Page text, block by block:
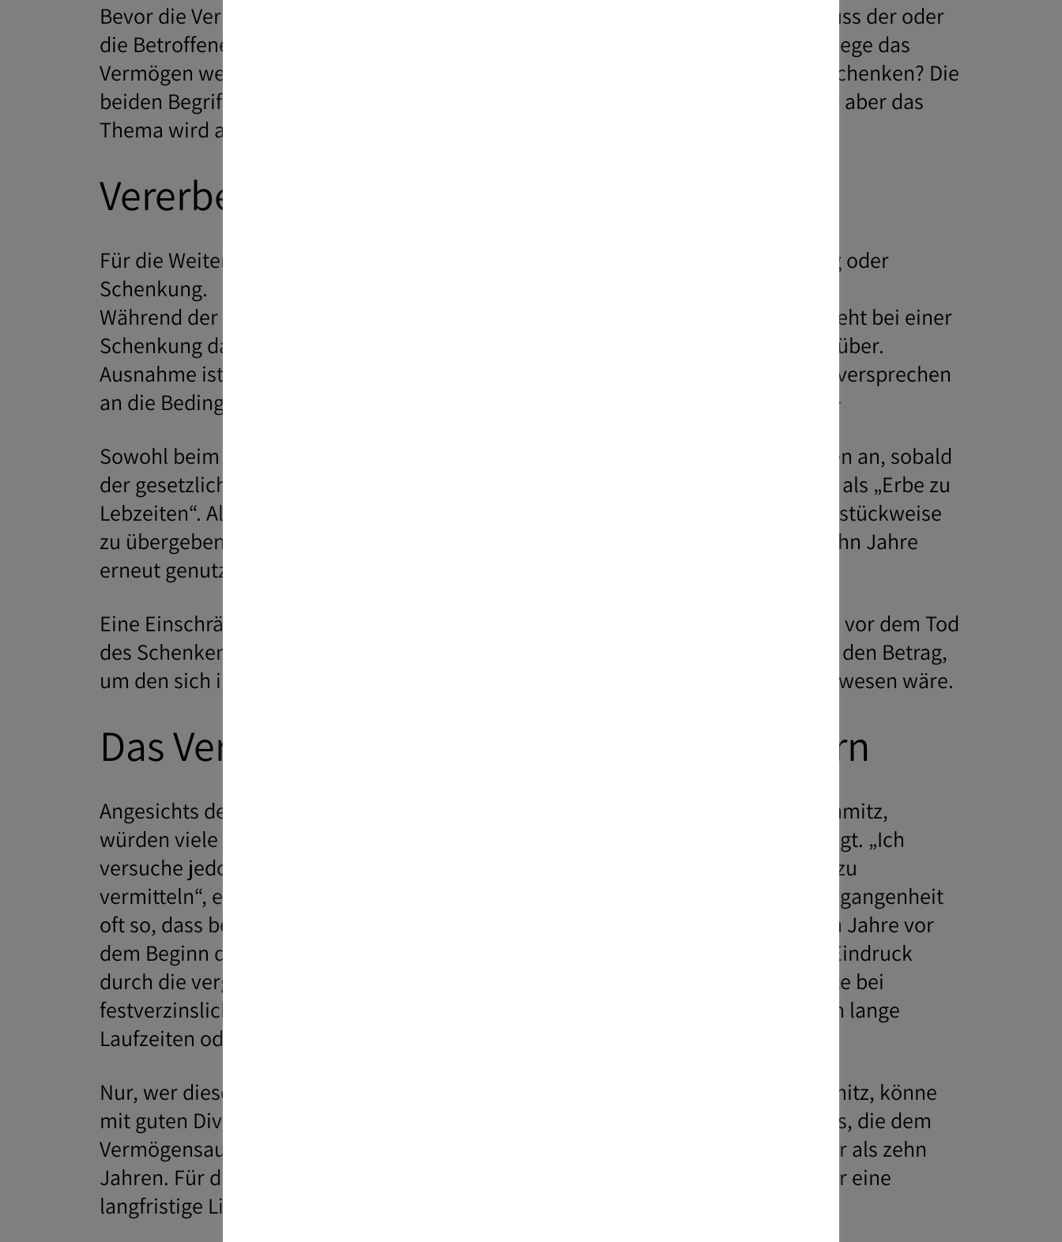
Bevor die Vermögensübertragung konkret werden kann, erklärt Rolf Schmitz, muss der oder
die Betroffene eine grundsätzliche Entscheidung darüber treffen, auf welchem Wege das
Vermögen weitergegeben werden soll. „Die Frage lautet: Will ich vererben oder schenken? Die
beiden Begriffe werden in den Beratungen oft diffus miteinander vermischt, oder aber das
Thema wird aus emotionalen Gründen gar nicht angesprochen.“
Vererben oder schenken?
Für die Weitergabe von Vermögen gibt es im Wesentlichen zwei Wege: Vererbung oder
Schenkung.
Während der Erbe erst mit dem Tod des Erblassers Eigentümer des Erbes wird, geht bei einer
Schenkung das Eigentum noch zu Lebzeiten des Schenkers an den Beschenkten über.
Ausnahme ist die sogenannte „Schenkung im Todesfall“, bei der das Schenkungsversprechen
an die Bedingung geknüpft ist, dass der Beschenkte den Schenkenden überlebt.+
Sowohl beim Erbe als auch bei der Schenkung fallen Steuern für den Begünstigten an, sobald
der gesetzliche Freibetrag überschritten ist. Steuerrechtlich gelten Schenkungen als „Erbe zu
Lebzeiten“. Allerdings besteht bei der Schenkung die Möglichkeit, das Vermögen stückweise
zu übergeben. Denn anders als beim Erbe kann der Schenkungsfreibetrag alle zehn Jahre
erneut genutzt werden.
Eine Einschränkung besteht jedoch, wenn die Schenkung weniger als zehn Jahre vor dem Tod
des Schenkenden erfolgt. In diesem Fall haben dessen Erben einen Anspruch auf den Betrag,
um den sich ihr Pflichtteil erhöhen würde, wenn die Schenkung Teil des Erbes gewesen wäre.
Das Vermögen für die Nachkommen sichern
Angesichts der lang anhaltenden Niedrigzinsphase, so die Erfahrung von Rolf Schmitz,
würden viele Kundinnen und Kunden in Sachen langfristige Geldanlagen entmutigt. „Ich
versuche jedoch, ihnen einen grundsätzlich anderen Blick auf die Kapitalmärkte zu
vermitteln“, erläutert der Horbach Berater seinen Ansatz. „Denn es war in der Vergangenheit
oft so, dass bei kurzfristigen Anlagen die Zinslage eher schlecht war. Die wenigen Jahre vor
dem Beginn der aktuellen Niedrigzinsphase waren da die Ausnahme, zumal der Eindruck
durch die vergleichsweise hohe Inflation noch verstärkt wurde. Aber reale Rendite bei
festverzinslichen Wertpapieren, auch Anleihen genannt, entsteht entweder durch lange
Laufzeiten oder schlechte Bonität, also hohe Risiken.“
Nur, wer diese langfristigen Zusammenhänge kenne und berücksichtige, so Schmitz, könne
mit guten Dividenden bei überschaubarem Risiko rechnen. „Für Aktien und Fonds, die dem
Vermögensaufbau dienen sollen, empfehle ich grundsätzlich Laufzeiten von mehr als zehn
Jahren. Für die generationenübergreifende Finanzplanung bedeutet das, dass wir eine
langfristige Liquiditäts- und Zielplanung benötigen.“